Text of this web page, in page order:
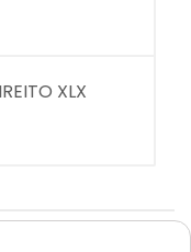
XLX